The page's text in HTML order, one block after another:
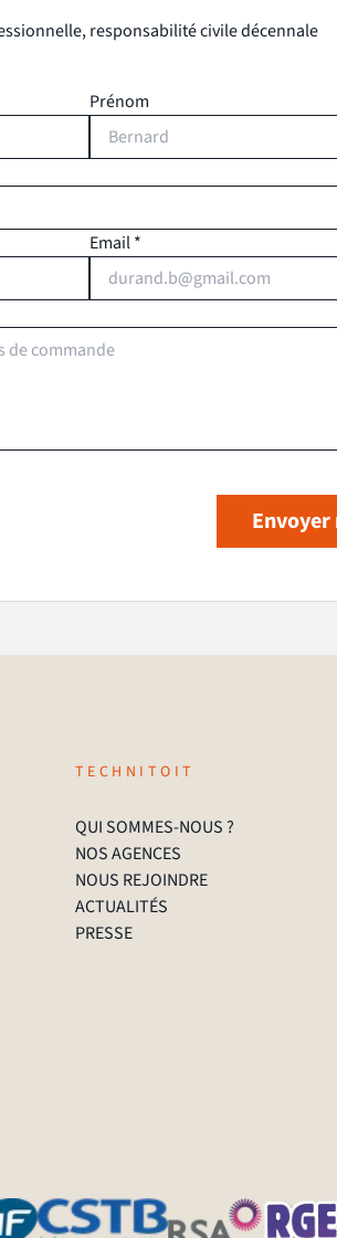
responsabilité civile décennale
Prénom
Email *
TECHNITOIT
QUI SOMMES-NOUS ?
NOS AGENCES
NOUS REJOINDRE
ACTUALITÉS
PRESSE